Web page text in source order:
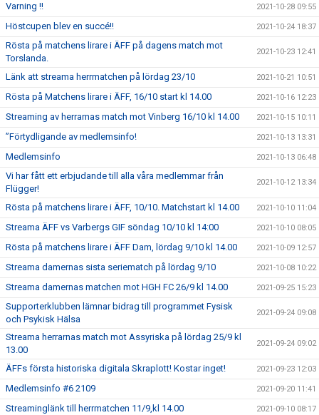
Varning !! 2021-10-28 09:55
Höstcupen blev en succé!! 2021-10-24 18:37
Rösta på matchens lirare i ÄFF på dagens match mot
Torslanda.
2021-10-23 12:41
Länk att streama herrmatchen på lördag 23/10 2021-10-21 10:51
Rösta på Matchens lirare i ÄFF, 16/10 start kl 14.00 2021-10-16 12:23
Streaming av herrarnas match mot Vinberg 16/10 kl 14.00 2021-10-15 10:11
”Förtydligande av medlemsinfo! 2021-10-13 13:31
Medlemsinfo 2021-10-13 06:48
Vi har fått ett erbjudande till alla våra medlemmar från
Flügger!
2021-10-12 13:34
Rösta på matchens lirare i ÄFF, 10/10. Matchstart kl 14.00 2021-10-10 11:04
Streama ÄFF vs Varbergs GIF söndag 10/10 kl 14:00 2021-10-10 08:05
Rösta på matchens lirare i ÄFF Dam, lördag 9/10 kl 14.00 2021-10-09 12:57
Streama damernas sista seriematch på lördag 9/10 2021-10-08 10:22
Streama damernas matchen mot HGH FC 26/9 kl 14.00 2021-09-25 15:23
Supporterklubben lämnar bidrag till programmet Fysisk
och Psykisk Hälsa
2021-09-24 09:08
Streama herrarnas match mot Assyriska på lördag 25/9 kl
13.00
2021-09-24 09:02
ÄFFs första historiska digitala Skraplott! Kostar inget! 2021-09-23 12:03
Medlemsinfo #6 2109 2021-09-20 11:41
Streaminglänk till herrmatchen 11/9,kl 14.00 2021-09-10 08:17